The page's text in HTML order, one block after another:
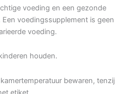
voeding en een gezonde
voedingssupplement is geen
voeding.
houden.
bewaren, tenzij